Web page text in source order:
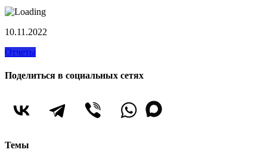
10.11.2022
Отчеты
Поделиться в социальных сетях
Темы